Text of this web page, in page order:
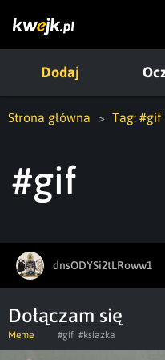
Dodaj
Strona główna Tag: #gif
#gif
dnsODYSi2tLRoww1
Dołączam się
Meme #gif #ksiazka